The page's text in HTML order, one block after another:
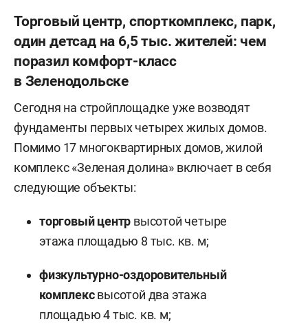
Радика Хасанова.
«Тогда я вообще родственник всей страны, —
говорит Егоров. — Но отношения к заводу
я не имею, у меня своя история. „Транс Трейд“
никогда не относился к транспортному цеху
завода имени Серго. Отношения с предприятием
всегда были рабочими. Перевозим, спорим,
помогаем, но всегда выполняем задачи,
которые ставят перед нами».
Успехи в бизнесе Егоров объясняет стечением
обстоятельств, удачей, быстрым принятием
Торговый центр, спорткомплекс, парк,
один детсад на 6,5 тыс. жителей: чем
поразил комфорт-класс
в Зеленодольске
Сегодня на стройплощадке уже возводят
фундаменты первых четырех жилых домов.
Помимо 17 многоквартирных домов, жилой
комплекс «Зеленая долина» включает в себя
следующие объекты:
торговый центр высотой четыре
этажа площадью 8 тыс. кв. м;
физкультурно-оздоровительный
комплексвысотой два этажа
площадью 4 тыс. кв. м;